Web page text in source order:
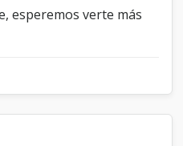
esperemos verte más